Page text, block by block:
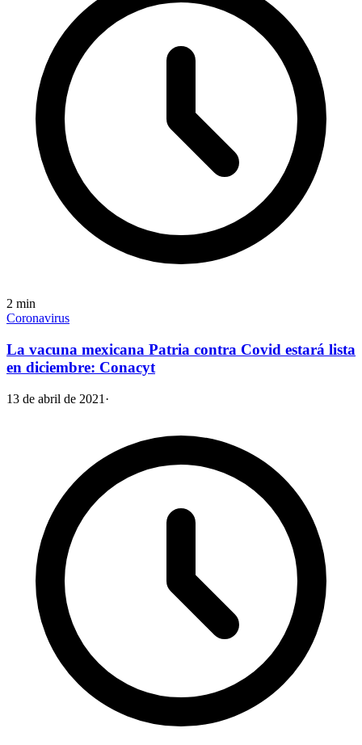
2 min
Coronavirus
La vacuna mexicana Patria contra Covid estará lista
en diciembre: Conacyt
13 de abril de 2021 ·